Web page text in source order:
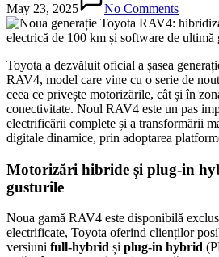
May 23, 2025 No Comments
Toyota a dezvăluit oficial a șasea
RAV4, model care vine cu o serie de
ceea ce privește motorizările, cât și în
conectivitate. Noul RAV4 este un pas
electrificării complete și a transformării
digitale dinamice, prin adoptarea
Motorizări hibride și plug-in
gusturile
Noua gamă RAV4 este disponibilă
electrificate, Toyota oferind clienților
versiuni full-hybrid și plug-in hybrid